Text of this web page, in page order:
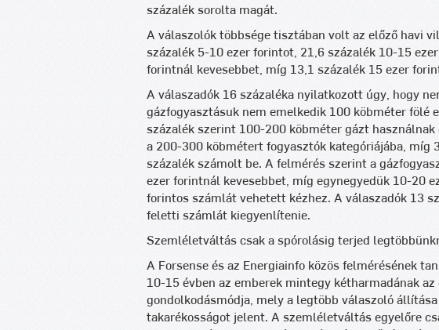
százalék sorolta magát.
A válaszolók többsége tisztában volt az előző havi
százalék 5-10 ezer forintot, 21,6 százalék 10-15
forintnál kevesebbet, míg 13,1 százalék 15 ezer
A válaszadók 16 százaléka nyilatkozott úgy, hogy
gázfogyasztásuk nem emelkedik 100 köbméter fölé
százalék szerint 100-200 köbméter gázt
a 200-300 köbmétert fogyasztók kategóriájába,
százalék számolt be. A felmérés szerint a
ezer forintnál kevesebbet, míg egynegyedük 10-20
forintos számlát vehetett kézhez. A válaszadók 13
feletti számlát kiegyenlítenie.
Szemléletváltás csak a spórolásig terjed
A Forsense és az Energiainfo közös felmérésének
10-15 évben az emberek mintegy kétharmadának
gondolkodásmódja, mely a legtöbb válaszoló
takarékosságot jelent. A szemléletváltás egyelőre